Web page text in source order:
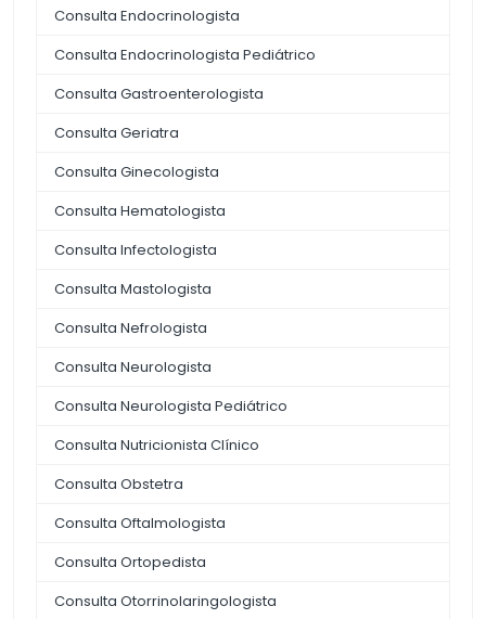
Consulta Endocrinologista
Consulta Endocrinologista Pediátrico
Consulta Gastroenterologista
Consulta Geriatra
Consulta Ginecologista
Consulta Hematologista
Consulta Infectologista
Consulta Mastologista
Consulta Nefrologista
Consulta Neurologista
Consulta Neurologista Pediátrico
Consulta Nutricionista Clínico
Consulta Obstetra
Consulta Oftalmologista
Consulta Ortopedista
Consulta Otorrinolaringologista